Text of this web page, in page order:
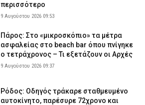
περισσότερο
9 Αυγούστου 2026 09:53
Πάρος: Στο «μικροσκόπιο» τα μέτρα
ασφαλείας στο beach bar όπου πνίγηκε
ο τετράχρονος – Τι εξετάζουν οι Αρχές
9 Αυγούστου 2026 09:37
Ρόδος: Οδηγός τράκαρε σταθμευμένο
αυτοκίνητο, παρέσυρε 72χρονο και